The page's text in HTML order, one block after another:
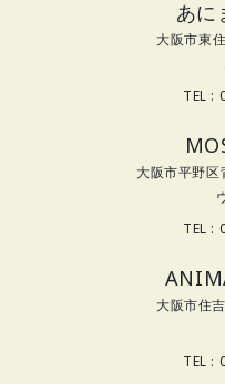
あに
大阪市東
エル
TEL :
大阪市平野
ヴェル
TEL :
大阪市住
グリ
TEL :